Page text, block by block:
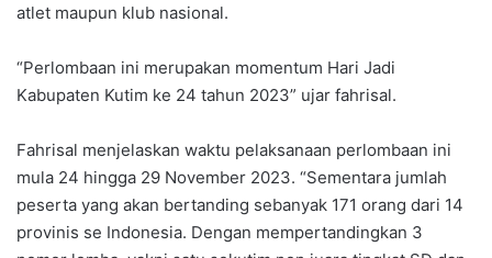
atlet maupun klub nasional.
“Perlombaan ini merupakan momentum Hari Jadi
Kabupaten Kutim ke 24 tahun 2023” ujar fahrisal.
Fahrisal menjelaskan waktu pelaksanaan perlombaan ini
mula 24 hingga 29 November 2023. “Sementara jumlah
peserta yang akan bertanding sebanyak 171 orang dari 14
provinis se Indonesia. Dengan mempertandingkan 3